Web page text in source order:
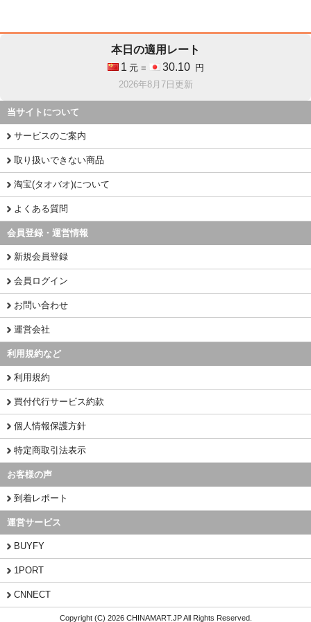
本日の適用レート
1 元 = 30.10
円
2026年8月7日更新
当サイトについて
サービスのご案内
取り扱いできない商品
淘宝(タオバオ)について
よくある質問
会員登録・運営情報
新規会員登録
会員ログイン
お問い合わせ
運営会社
利用規約など
利用規約
買付代行サービス約款
個人情報保護方針
特定商取引法表示
お客様の声
到着レポート
運営サービス
BUYFY
1PORT
CNNECT
Copyright (C) 2026 CHINAMART.JP All Rights Reserved.